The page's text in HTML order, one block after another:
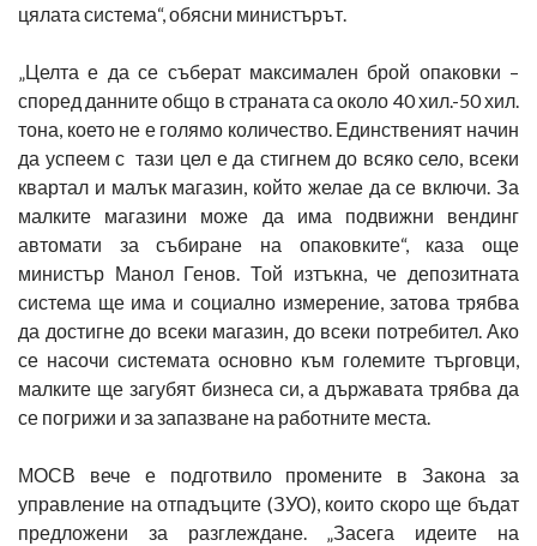
цялата система“, обясни министърът.
„Целта е да се съберат максимален брой опаковки –
според данните общо в страната са около 40 хил.-50 хил.
тона, което не е голямо количество. Единственият начин
да успеем с тази цел е да стигнем до всяко село, всеки
квартал и малък магазин, който желае да се включи. За
малките магазини може да има подвижни вендинг
автомати за събиране на опаковките“, каза още
министър Манол Генов. Той изтъкна, че депозитната
система ще има и социално измерение, затова трябва
да достигне до всеки магазин, до всеки потребител. Ако
се насочи системата основно към големите търговци,
малките ще загубят бизнеса си, а държавата трябва да
се погрижи и за запазване на работните места.
МОСВ вече е подготвило промените в Закона за
управление на отпадъците (ЗУО), които скоро ще бъдат
предложени за разглеждане. „Засега идеите на